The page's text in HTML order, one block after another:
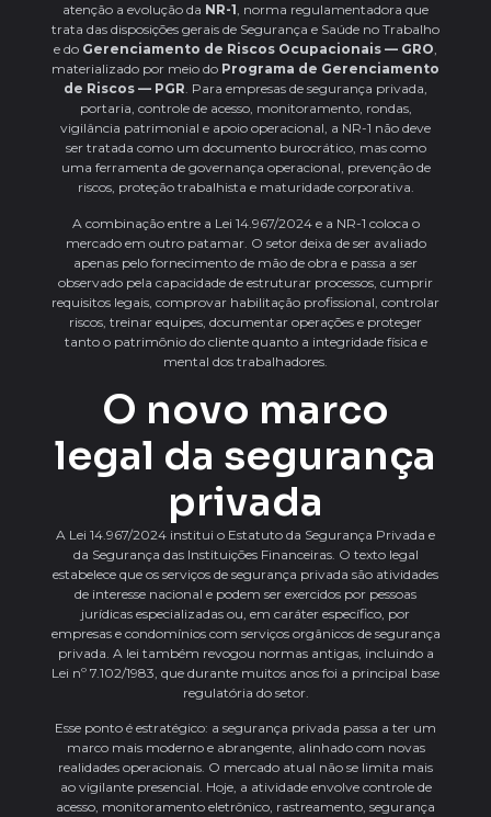
atenção a evolução da NR-1, norma regulamentadora que
trata das disposições gerais de Segurança e Saúde no Trabalho
e do Gerenciamento de Riscos Ocupacionais — GRO,
materializado por meio do Programa de Gerenciamento
de Riscos — PGR. Para empresas de segurança privada,
portaria, controle de acesso, monitoramento, rondas,
vigilância patrimonial e apoio operacional, a NR-1 não deve
ser tratada como um documento burocrático, mas como
uma ferramenta de governança operacional, prevenção de
riscos, proteção trabalhista e maturidade corporativa.
A combinação entre a Lei 14.967/2024 e a NR-1 coloca o
mercado em outro patamar. O setor deixa de ser avaliado
apenas pelo fornecimento de mão de obra e passa a ser
observado pela capacidade de estruturar processos, cumprir
requisitos legais, comprovar habilitação profissional, controlar
riscos, treinar equipes, documentar operações e proteger
tanto o patrimônio do cliente quanto a integridade física e
mental dos trabalhadores.
O novo marco
legal da segurança
privada
A Lei 14.967/2024 institui o Estatuto da Segurança Privada e
da Segurança das Instituições Financeiras. O texto legal
estabelece que os serviços de segurança privada são atividades
de interesse nacional e podem ser exercidos por pessoas
jurídicas especializadas ou, em caráter específico, por
empresas e condomínios com serviços orgânicos de segurança
privada. A lei também revogou normas antigas, incluindo a
Lei nº 7.102/1983, que durante muitos anos foi a principal base
regulatória do setor.
Esse ponto é estratégico: a segurança privada passa a ter um
marco mais moderno e abrangente, alinhado com novas
realidades operacionais. O mercado atual não se limita mais
ao vigilante presencial. Hoje, a atividade envolve controle de
acesso, monitoramento eletrônico, rastreamento, segurança